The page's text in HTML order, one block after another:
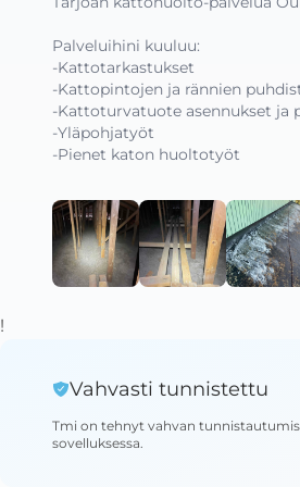
Palveluihini kuuluu:
-Kattotarkastukset
-Kattopintojen ja rännien
-Kattoturvatuote asennukset ja
-Yläpohjatyöt
-Pienet katon huoltotyöt
!
Vahvasti tunnistettu
Tmi on tehnyt vahvan
sovelluksessa.